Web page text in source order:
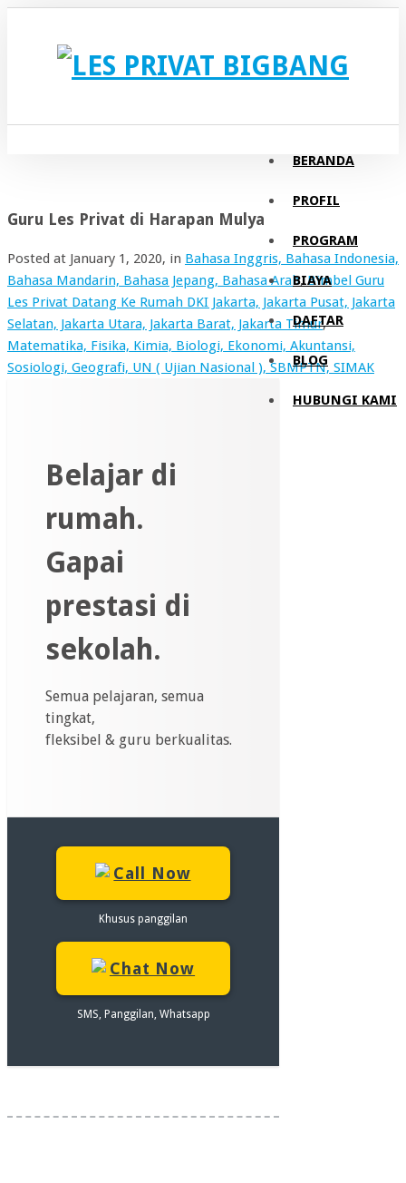
BERANDA
PROFIL
PROGRAM
BIAYA
DAFTAR
BLOG
HUBUNGI KAMI
Guru Les Privat di Harapan Mulya
Posted at January 1, 2020, in Bahasa Inggris, Bahasa Indonesia,
Bahasa Mandarin, Bahasa Jepang, Bahasa Arab,Bimbel Guru
Les Privat Datang Ke Rumah DKI Jakarta, Jakarta Pusat, Jakarta
Selatan, Jakarta Utara, Jakarta Barat, Jakarta Timur,
Matematika, Fisika, Kimia, Biologi, Ekonomi, Akuntansi,
Sosiologi, Geografi, UN ( Ujian Nasional ), SBMPTN, SIMAK
Belajar di
rumah.
Gapai
prestasi di
sekolah.
Semua pelajaran, semua
tingkat,
fleksibel & guru berkualitas.
Call Now
Khusus panggilan
Chat Now
SMS, Panggilan, Whatsapp